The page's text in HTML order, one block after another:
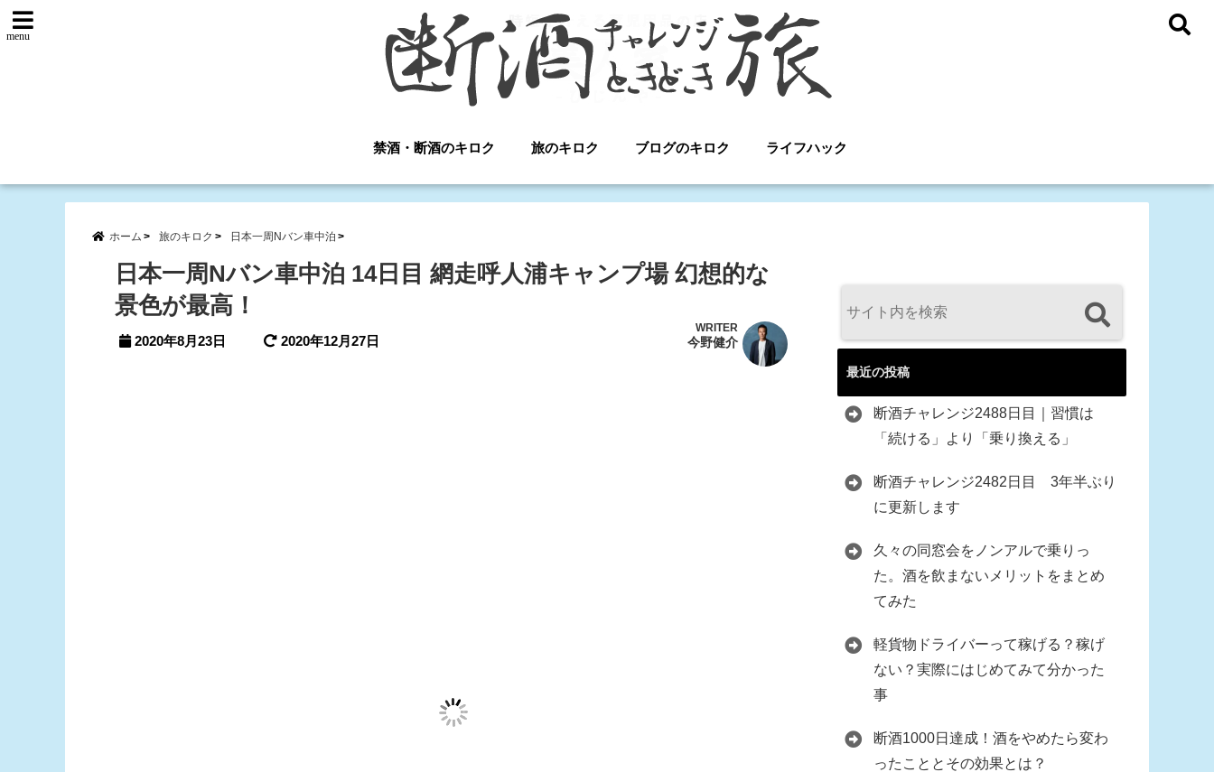
menu
禁酒・断酒のキロク 旅のキロク ブログのキロク ライフハック
ホーム 旅のキロク 日本一周Nバン車中泊
日本一周Nバン車中泊 14日目 網走呼人浦キャンプ場 幻想的な
景色が最高！
2020年8月23日 2020年12月27日
WRITER
今野健介
最近の投稿
断酒チャレンジ2488日目｜習慣は
「続ける」より「乗り換える」
断酒チャレンジ2482日目 3年半ぶり
に更新します
久々の同窓会をノンアルで乗りっ
た。酒を飲まないメリットをまとめ
てみた
軽貨物ドライバーって稼げる？稼げ
ない？実際にはじめてみて分かった
事
断酒1000日達成！酒をやめたら変わ
ったこととその効果とは？